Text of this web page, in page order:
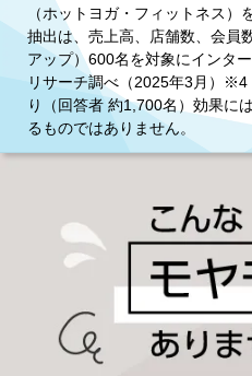
（ホットヨガ・フィットネス
抽出は、売上高、店舗数、会員
アップ）600名を対象にインタ
リサーチ調べ（2025年3月）※4
り（回答者 約1,700名）効果に
るものではありません。